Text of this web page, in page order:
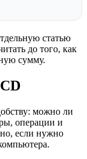
статью
до того, как
сумму.
можно ли
операции и
если нужно